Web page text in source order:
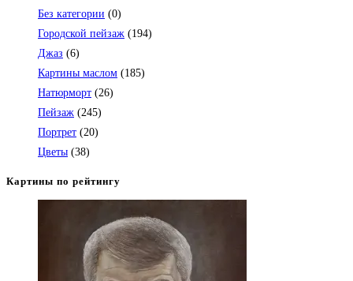
в
вашем
приложении
Без категории (0)
Городской пейзаж (194)
Джаз (6)
Картины маслом (185)
Натюрморт (26)
Пейзаж (245)
Портрет (20)
Цветы (38)
Картины по рейтингу